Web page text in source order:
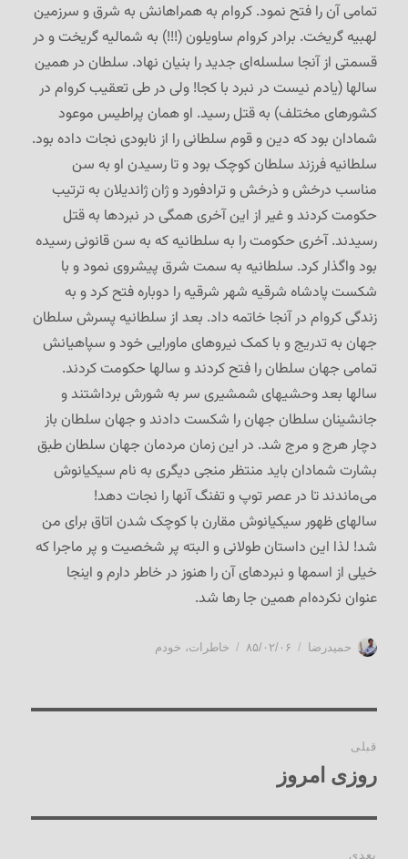
تمامی آن را فتح نمود. کروام به همراهانش به شرق و سرزمین
لهبیه گریخت. برادر کروام ساویلون (!!!) به شمالیه گریخت و در
قسمتی از آنجا سلسله‌ای جدید را بنیان نهاد. سلطان در همین
سالها (یادم نیست در نبرد با کجا! ولی در طی تعقیب کروام در
کشورهای مختلف) به قتل رسید. او همان پراطیس موعود
شمادان بود که دین و قوم سلطانی را از نابودی نجات داده بود.
سلطانیه فرزند سلطان کوچک بود و تا رسیدن او به سن
مناسب درخش و ذرخش و ترادفورد و ژان ژاندیلان به ترتیب
حکومت کردند و غیر از این آخری همگی در نبردها به قتل
رسیدند. آخری حکومت را به سلطانیه که به سن قانونی رسیده
بود واگذار کرد. سلطانیه به سمت شرق پیشروی نمود و با
شکست پادشاه شرقیه شهر شرقیه را دوباره فتح کرد و به
زندگی کروام در آنجا خاتمه داد. بعد از سلطانیه پسرش سلطان
جهان به تدریج و با کمک نیروهای ماورایی خود و سپاهیانش
تمامی جهان سلطان را فتح کردند و سالها حکومت کردند.
سالها بعد وحشیهای شمشیری سر به شورش برداشتند و
جانشینان سلطان جهان را شکست دادند و جهان سلطان باز
دچار هرج و مرج شد. در این زمان مردمان جهان سلطان طبق
بشارت شمادان باید منتظر منجی دیگری به نام سیکیانوش
می‌ماندند تا در عصر توپ و تفنگ آنها را نجات دهد!
سالهای ظهور سیکیانوش مقارن با کوچک شدن اتاق برای من
شد! لذا این داستان طولانی و البته پر شخصیت و پر ماجرا که
خیلی از اسمها و نبردهای آن را هنوز در خاطر دارم و اینجا
عنوان نکرده‌ام همین جا رها شد.
نویسنده
حمیدرضا
ارسال
۸۵/۰۲/۰۶ دسته‌ها
خاطرات، خودم
نوشته‌ها
قبلی
نوشته
روزی امروز
بعدی